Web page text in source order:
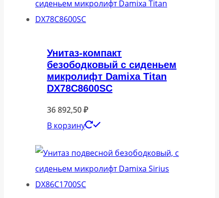
Унитаз-компакт
безободковый с сиденьем
микролифт Damixa Titan
DX78C8600SC
36 892,50₽
В корзину